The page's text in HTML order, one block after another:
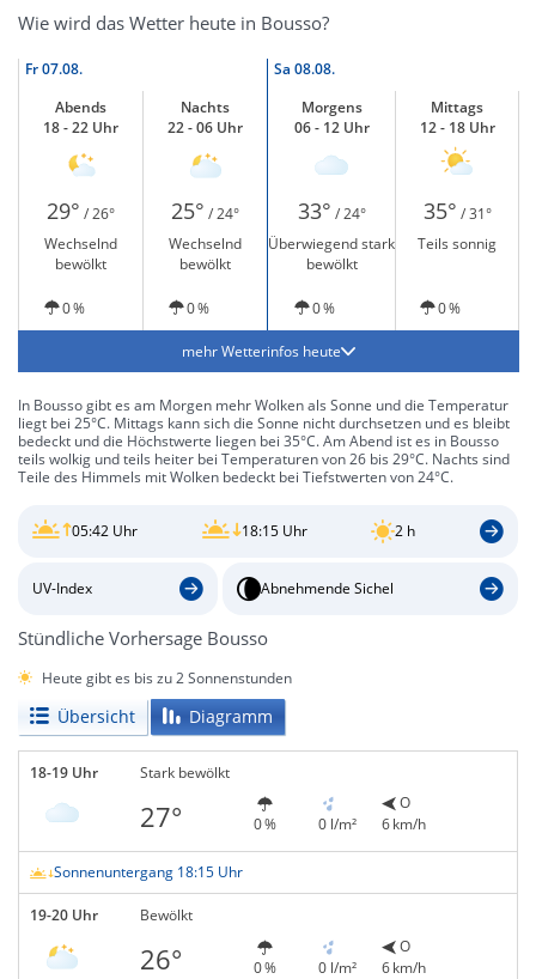
Wie wird das Wetter heute in Bousso?
Fr07.08. Sa 08.08.
Abends
18 - 22 Uhr
Nachts
22 - 06 Uhr
Morgens
06 - 12 Uhr
Mittags
12 - 18 Uhr
29° / 26° 25° / 24° 33° / 24° 35° / 31°
Wechselnd
bewölkt
Wechselnd
bewölkt
Überwiegend stark
bewölkt
Teils sonnig
0 % 0 % 0 % 0 %
mehr Wetterinfos heute
In Bousso gibt es am Morgen mehr Wolken als Sonne und die Temperatur
liegt bei 25°C. Mittags kann sich die Sonne nicht durchsetzen und es bleibt
bedeckt und die Höchstwerte liegen bei 35°C. Am Abend ist es in Bousso
teils wolkig und teils heiter bei Temperaturen von 26 bis 29°C. Nachts sind
Teile des Himmels mit Wolken bedeckt bei Tiefstwerten von 24°C.
05:42 Uhr 18:15 Uhr 2 h
UV-Index Abnehmende Sichel
Stündliche Vorhersage Bousso
Heute gibt es bis zu 2 Sonnenstunden
Übersicht Diagramm
18-19 Uhr Stark bewölkt
27° 0 % 0 l/m²
O
6 km/h
Sonnenuntergang 18:15 Uhr
19-20 Uhr Bewölkt
26° 0 % 0 l/m²
O
6 km/h